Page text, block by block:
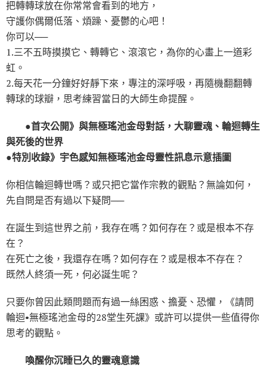
把轉轉球放在你常常會看到的地方，
守護你偶爾低落、煩躁、憂鬱的心吧！
你可以──
1.三不五時摸摸它、轉轉它、滾滾它，為你的心畫上一道彩
虹。
2.每天花一分鐘好好靜下來，專注的深呼吸，再隨機翻翻轉
轉球的球瓣，思考練習當日的大師生命提醒。
●首次公開》與無極瑤池金母對話，大聊靈魂、輪迴轉生
與死後的世界
●特別收錄》宇色感知無極瑤池金母靈性訊息示意插圖
你相信輪迴轉世嗎？或只把它當作宗教的觀點？無論如何，
先自問是否有過以下疑問──
在誕生到這世界之前，我存在嗎？如何存在？或是根本不存
在？
在死亡之後，我還存在嗎？如何存在？或是根本不存在？
既然人終須一死，何必誕生呢？
只要你曾因此類問題而有過一絲困惑、擔憂、恐懼，《請問
輪迴•無極瑤池金母的28堂生死課》或許可以提供一些值得你
思考的觀點。
喚醒你沉睡已久的靈魂意識